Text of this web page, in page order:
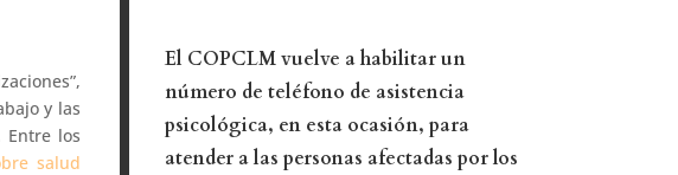
y las
Entre los
salud
El COPCLM vuelve a habilitar un
número de teléfono de asistencia
psicológica, en esta ocasión, para
atender a las personas afectadas por los